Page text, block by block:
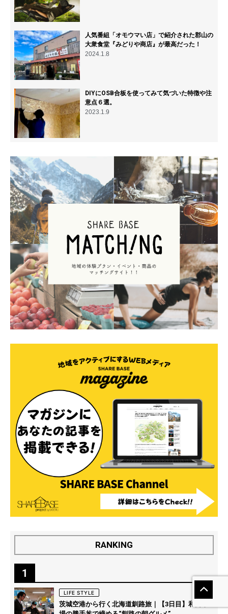
人気番組「オモウマい店」で紹介された郡山の
大衆食堂『みどりや商店』が最高だった！
2024.1.8
DIYにOSB合板を使ってみて気づいた特徴や注
意点６選。
2023.1.9
RANKING
1
LIFE STYLE
茨城空港から行く北海道釧路旅｜【3日目】和商市